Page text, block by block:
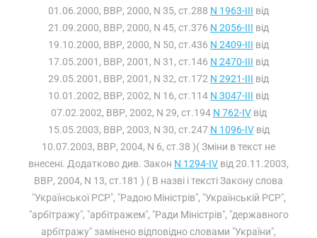
01.06.2000, ВВР, 2000, N 35, ст.288 N 1963-III від
21.09.2000, ВВР, 2000, N 45, ст.376 N 2056-III від
19.10.2000, ВВР, 2000, N 50, ст.436 N 2409-III від
17.05.2001, ВВР, 2001, N 31, ст.146 N 2470-III від
29.05.2001, ВВР, 2001, N 32, ст.172 N 2921-III від
10.01.2002, ВВР, 2002, N 16, ст.114 N 3047-III від
07.02.2002, ВВР, 2002, N 29, ст.194 N 762-IVвід
15.05.2003, ВВР, 2003, N 30, ст.247 N 1096-IVвід
10.07.2003, ВВР, 2004, N 6, ст.38 )( Зміни в текст не
внесені. Додатково див. Закон N 1294-IV від 20.11.2003,
ВВР, 2004, N 13, ст.181 ) ( В назві і тексті Закону слова
"Української РСР", "Радою Міністрів", "Українській РСР",
"арбітражу", "арбітражем", "Ради Міністрів", "державного
арбітражу" замінено відповідно словами "України",